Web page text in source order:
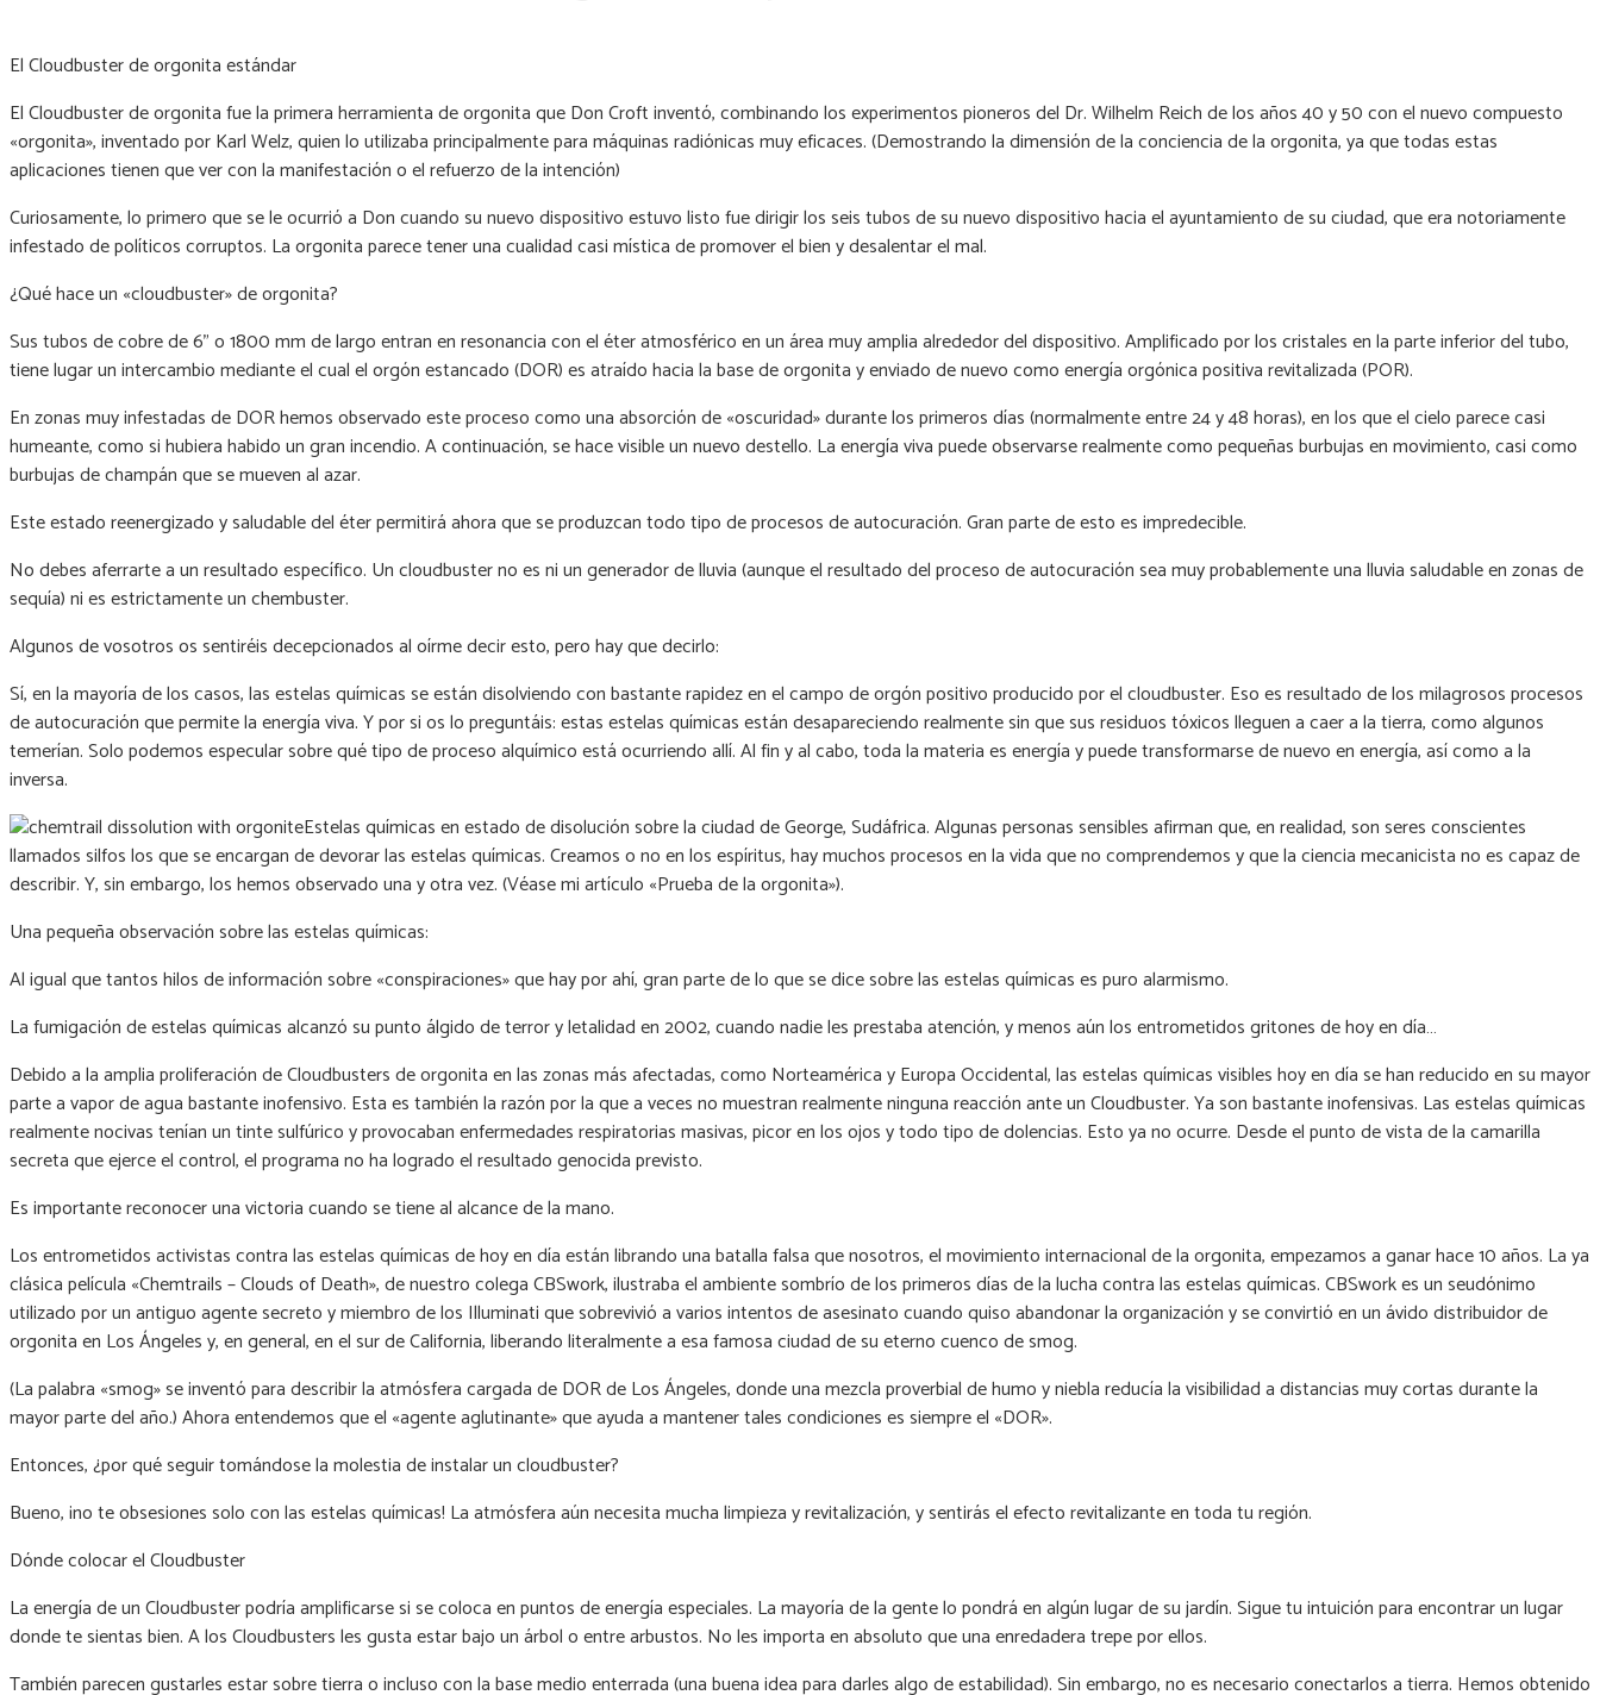
El Cloudbuster de orgonita estándar
El Cloudbuster de orgonita fue la primera herramienta de orgonita que Don Croft inventó, combinando los experimentos pioneros del Dr. Wilhelm Reich de los años 40 y 50 con el nuevo compuesto
«orgonita», inventado por Karl Welz, quien lo utilizaba principalmente para máquinas radiónicas muy eficaces. (Demostrando la dimensión de la conciencia de la orgonita, ya que todas estas
aplicaciones tienen que ver con la manifestación o el refuerzo de la intención)
Curiosamente, lo primero que se le ocurrió a Don cuando su nuevo dispositivo estuvo listo fue dirigir los seis tubos de su nuevo dispositivo hacia el ayuntamiento de su ciudad, que era notoriamente
infestado de políticos corruptos. La orgonita parece tener una cualidad casi mística de promover el bien y desalentar el mal.
¿Qué hace un «cloudbuster» de orgonita?
Sus tubos de cobre de 6" o 1800 mm de largo entran en resonancia con el éter atmosférico en un área muy amplia alrededor del dispositivo. Amplificado por los cristales en la parte inferior del tubo,
tiene lugar un intercambio mediante el cual el orgón estancado (DOR) es atraído hacia la base de orgonita y enviado de nuevo como energía orgónica positiva revitalizada (POR).
En zonas muy infestadas de DOR hemos observado este proceso como una absorción de «oscuridad» durante los primeros días (normalmente entre 24 y 48 horas), en los que el cielo parece casi
humeante, como si hubiera habido un gran incendio. A continuación, se hace visible un nuevo destello. La energía viva puede observarse realmente como pequeñas burbujas en movimiento, casi como
burbujas de champán que se mueven al azar.
Este estado reenergizado y saludable del éter permitirá ahora que se produzcan todo tipo de procesos de autocuración. Gran parte de esto es impredecible.
No debes aferrarte a un resultado específico. Un cloudbuster no es ni un generador de lluvia (aunque el resultado del proceso de autocuración sea muy probablemente una lluvia saludable en zonas de
sequía) ni es estrictamente un chembuster.
Algunos de vosotros os sentiréis decepcionados al oírme decir esto, pero hay que decirlo:
Sí, en la mayoría de los casos, las estelas químicas se están disolviendo con bastante rapidez en el campo de orgón positivo producido por el cloudbuster. Eso es resultado de los milagrosos procesos
de autocuración que permite la energía viva. Y por si os lo preguntáis: estas estelas químicas están desapareciendo realmente sin que sus residuos tóxicos lleguen a caer a la tierra, como algunos
temerían. Solo podemos especular sobre qué tipo de proceso alquímico está ocurriendo allí. Al fin y al cabo, toda la materia es energía y puede transformarse de nuevo en energía, así como a la
inversa.
Estelas químicas en estado de disolución sobre la ciudad de George, Sudáfrica. Algunas personas sensibles afirman que, en realidad, son seres conscientes
llamados silfos los que se encargan de devorar las estelas químicas. Creamos o no en los espíritus, hay muchos procesos en la vida que no comprendemos y que la ciencia mecanicista no es capaz de
describir. Y, sin embargo, los hemos observado una y otra vez. (Véase mi artículo «Prueba de la orgonita»).
Una pequeña observación sobre las estelas químicas:
Al igual que tantos hilos de información sobre «conspiraciones» que hay por ahí, gran parte de lo que se dice sobre las estelas químicas es puro alarmismo.
La fumigación de estelas químicas alcanzó su punto álgido de terror y letalidad en 2002, cuando nadie les prestaba atención, y menos aún los entrometidos gritones de hoy en día…
Debido a la amplia proliferación de Cloudbusters de orgonita en las zonas más afectadas, como Norteamérica y Europa Occidental, las estelas químicas visibles hoy en día se han reducido en su mayor
parte a vapor de agua bastante inofensivo. Esta es también la razón por la que a veces no muestran realmente ninguna reacción ante un Cloudbuster. Ya son bastante inofensivas. Las estelas químicas
realmente nocivas tenían un tinte sulfúrico y provocaban enfermedades respiratorias masivas, picor en los ojos y todo tipo de dolencias. Esto ya no ocurre. Desde el punto de vista de la camarilla
secreta que ejerce el control, el programa no ha logrado el resultado genocida previsto.
Es importante reconocer una victoria cuando se tiene al alcance de la mano.
Los entrometidos activistas contra las estelas químicas de hoy en día están librando una batalla falsa que nosotros, el movimiento internacional de la orgonita, empezamos a ganar hace 10 años. La ya
clásica película «Chemtrails – Clouds of Death», de nuestro colega CBSwork, ilustraba el ambiente sombrío de los primeros días de la lucha contra las estelas químicas. CBSwork es un seudónimo
utilizado por un antiguo agente secreto y miembro de los Illuminati que sobrevivió a varios intentos de asesinato cuando quiso abandonar la organización y se convirtió en un ávido distribuidor de
orgonita en Los Ángeles y, en general, en el sur de California, liberando literalmente a esa famosa ciudad de su eterno cuenco de smog.
(La palabra «smog» se inventó para describir la atmósfera cargada de DOR de Los Ángeles, donde una mezcla proverbial de humo y niebla reducía la visibilidad a distancias muy cortas durante la
mayor parte del año.) Ahora entendemos que el «agente aglutinante» que ayuda a mantener tales condiciones es siempre el «DOR».
Entonces, ¿por qué seguir tomándose la molestia de instalar un cloudbuster?
Bueno, ¡no te obsesiones solo con las estelas químicas! La atmósfera aún necesita mucha limpieza y revitalización, y sentirás el efecto revitalizante en toda tu región.
Dónde colocar el Cloudbuster
La energía de un Cloudbuster podría amplificarse si se coloca en puntos de energía especiales. La mayoría de la gente lo pondrá en algún lugar de su jardín. Sigue tu intuición para encontrar un lugar
donde te sientas bien. A los Cloudbusters les gusta estar bajo un árbol o entre arbustos. No les importa en absoluto que una enredadera trepe por ellos.
También parecen gustarles estar sobre tierra o incluso con la base medio enterrada (una buena idea para darles algo de estabilidad). Sin embargo, no es necesario conectarlos a tierra. Hemos obtenido